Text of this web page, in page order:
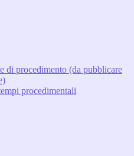
di procedimento (da pubblicare
procedimentali